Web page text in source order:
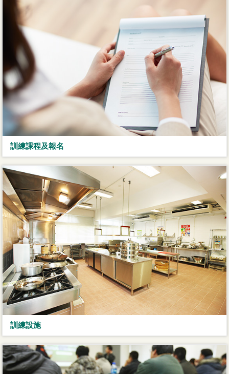
訓練課程及報名
訓練設施